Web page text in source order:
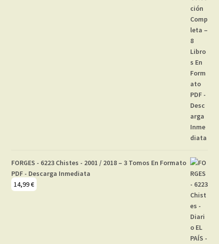
FORGES - 6223 Chistes - 2001 / 2018 – 3 Tomos En Formato
PDF - Descarga Inmediata
14,99€